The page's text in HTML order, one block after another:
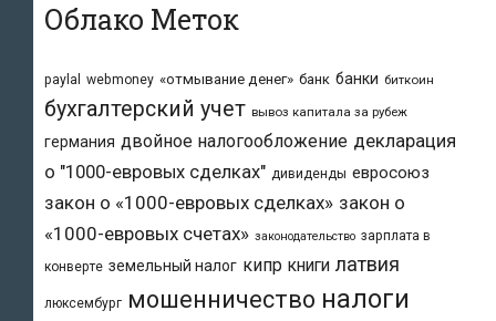
Облако Меток
paylal webmoney «отмывание денег» банк банки биткоин
бухгалтерский учет вывоз капитала за рубеж
германия двойное налогообложение декларация
о "1000-евровых сделках" дивиденды евросоюз
закон о «1000-евровых сделках» закон о
«1000-евровых счетах» законодательство зарплата в
конверте земельный налог кипр книги латвия
люксембург мошенничество налоги